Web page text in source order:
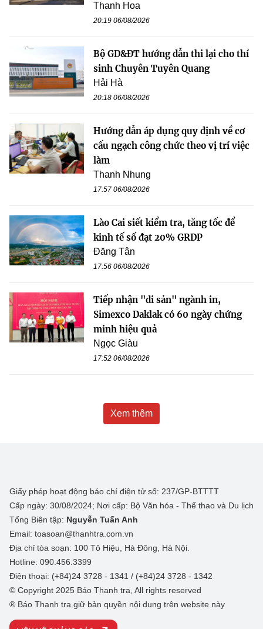
Thanh Hoa
20:19 06/08/2026
Bộ GD&ĐT hướng dẫn thi lại cho thí
sinh Chuyên Tuyên Quang
Hải Hà
20:18 06/08/2026
Hướng dẫn áp dụng quy định về cơ
cấu ngạch công chức theo vị trí việc
làm
Thanh Nhung
17:57 06/08/2026
Lào Cai siết kiểm tra, tăng tốc để
kinh tế số đạt 20% GRDP
Đăng Tân
17:56 06/08/2026
Tiếp nhận "di sản" ngành in,
Simexco Daklak có 60 ngày chứng
minh hiệu quả
Ngọc Giàu
17:52 06/08/2026
Xem thêm
Giấy phép hoạt động báo chí điện tử số: 237/GP-BTTTT
Cấp ngày: 30/08/2024; Nơi cấp: Bộ Văn hóa - Thể thao và Du lịch
Tổng Biên tập: Nguyễn Tuấn Anh
Email: toasoan@thanhtra.com.vn
Địa chỉ tòa soạn: 100 Tô Hiệu, Hà Đông, Hà Nội.
Hotline: 090.456.3399
Điện thoại: (+84)24 3728 - 1341 / (+84)24 3728 - 1342
© Copyright 2025 Báo Thanh tra, All rights reserved
® Báo Thanh tra giữ bản quyền nội dung trên website này